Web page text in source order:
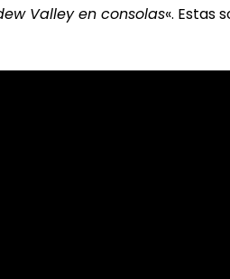
Valley en consolas«. Estas